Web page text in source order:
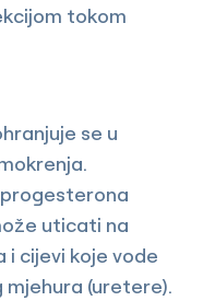
tokom
se u
uticati na
i cijevi koje vode
(uretere).